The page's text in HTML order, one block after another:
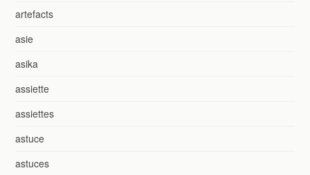
artefacts
asie
asika
assiette
assiettes
astuce
astuces